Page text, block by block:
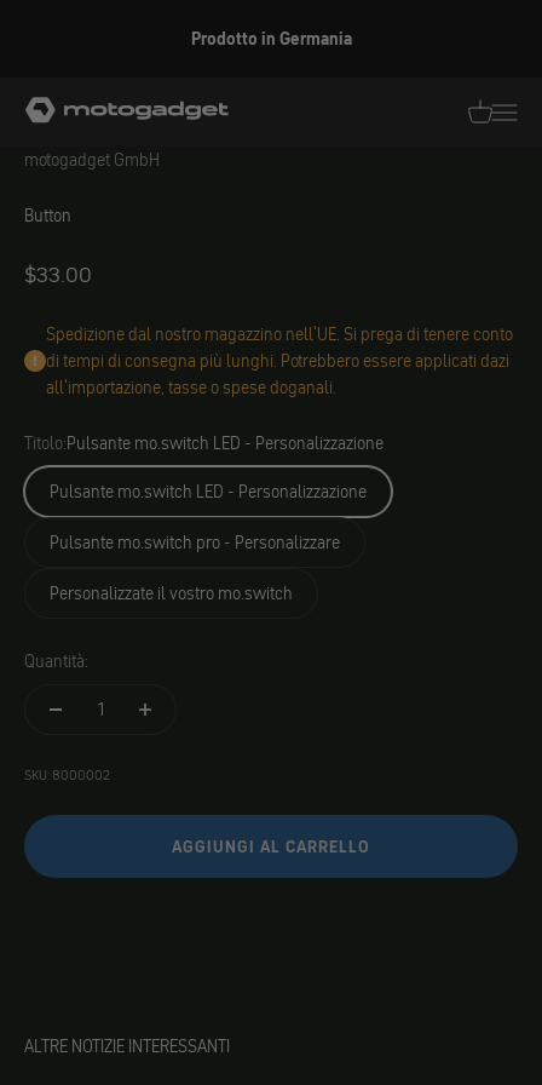
Prodotto in Germania
motogadget GmbH
motogadget GmbH
motogadget GmbH
Button
Angebot
$33.00
Spedizione dal nostro magazzino nell'UE. Si prega di tenere conto
di tempi di consegna più lunghi. Potrebbero essere applicati dazi
all'importazione, tasse o spese doganali.
Titolo:Pulsante mo.switch LED - Personalizzazione
Pulsante mo.switch LED - Personalizzazione
Pulsante mo.switch pro - Personalizzare
Personalizzate il vostro mo.switch
Quantità:
SKU: 8000002
AGGIUNGI AL CARRELLO
ALTRE NOTIZIE INTERESSANTI